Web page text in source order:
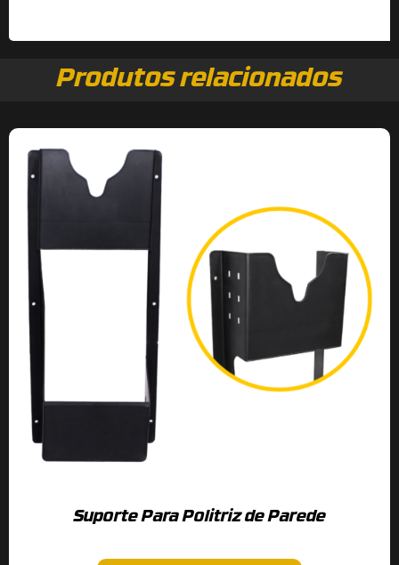
Produtos relacionados
Suporte Para Politriz de Parede